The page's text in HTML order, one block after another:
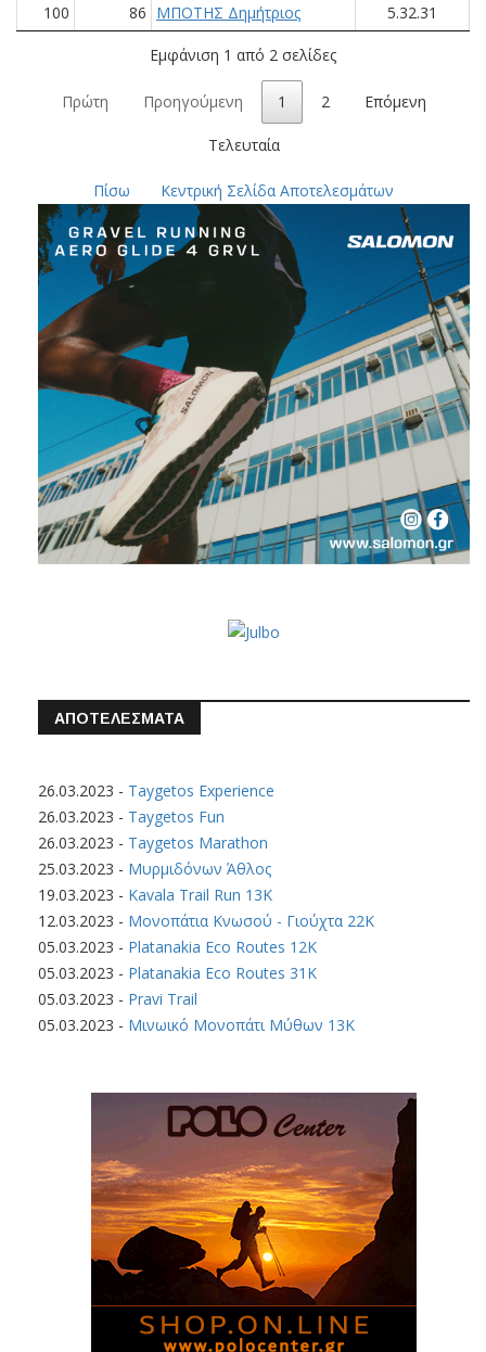
100 86 ΜΠΟΤΗΣ Δημήτριος 5.32.31
Εμφάνιση 1 από 2 σελίδες
Πρώτη Προηγούμενη 1 2 Επόμενη
Τελευταία
Πίσω Κεντρική Σελίδα Αποτελεσμάτων
ΑΠΟΤΕΛΕΣΜΑΤΑ
26.03.2023 - Taygetos Experience
26.03.2023 - Taygetos Fun
26.03.2023 - Taygetos Marathon
25.03.2023 - Μυρμιδόνων Άθλος
19.03.2023 - Kavala Trail Run 13K
12.03.2023 - Μονοπάτια Κνωσού - Γιούχτα 22Κ
05.03.2023 - Platanakia Eco Routes 12K
05.03.2023 - Platanakia Eco Routes 31K
05.03.2023 - Pravi Trail
05.03.2023 - Μινωικό Μονοπάτι Μύθων 13Κ